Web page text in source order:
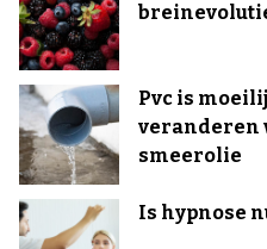
Pvc is
veranderen
smeerolie
Is hypnose